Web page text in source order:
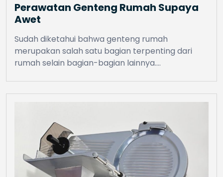
Perawatan Genteng Rumah Supaya
Awet
Sudah diketahui bahwa genteng rumah
merupakan salah satu bagian terpenting dari
rumah selain bagian-bagian lainnya.…